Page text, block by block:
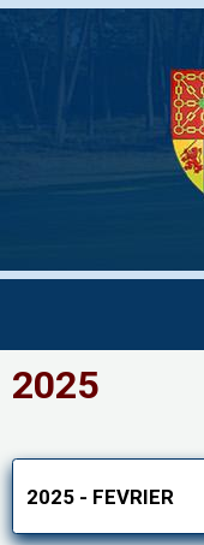
2025
2025 - FEVRIER